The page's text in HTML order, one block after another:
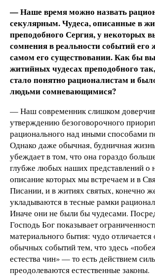
— Наше время можно назвать
секулярным. Чудеса, описанные в
преподобного Сергия, у некоторых
сомнения в реальности событий его
самом его существовании. Как бы
житийных чудесах преподобного
стало понятно рационалистам и
людьми сомневающимися?
— Наш современник слишком
утверждению безоговорочного
рационального над иными способами
Однако даже обычная, будничная
убеждает в том, что она гораздо
глубже любых наших представлений о
описание которых мы встречаем и в
Писании, и в житиях святых, конечно
укладываются в тесные рамки
Иначе они не были бы чудесами.
Господь Бог показывает
материального бытия: чудо
обычных событий тем, что здесь
естества чин» — то есть действием
преодолеваются естественные законы.